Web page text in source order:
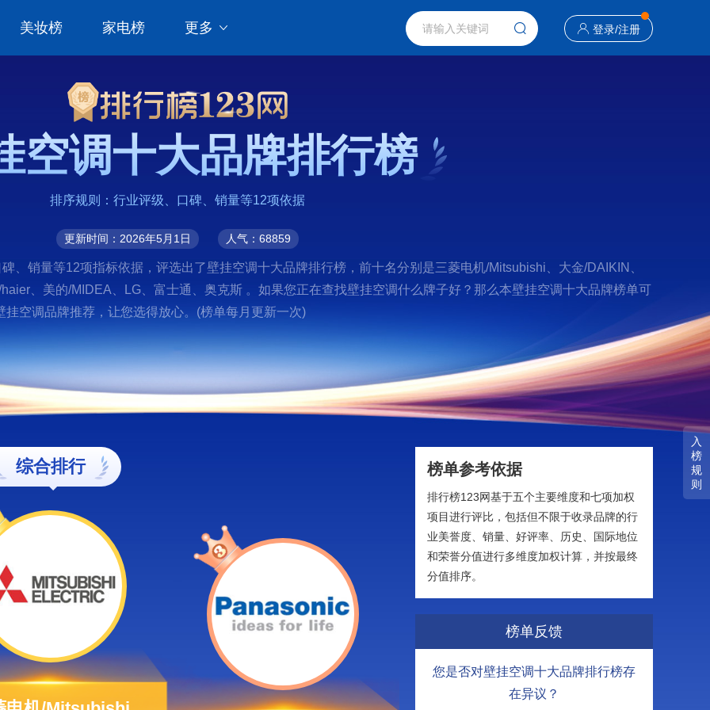
美妆榜 家电榜 更多 登录/注册
入
榜
规
则
空调十大品牌排行榜
排序规则：行业评级、口碑、销量等12项依据
更新时间：2026年5月1日 人气：68859
、销量等12项指标依据，评选出了壁挂空调十大品牌排行榜，前十名分别是三菱电机/Mitsubishi、大金/DAIKIN、
、美的/MIDEA、LG、富士通、奥克斯 。如果您正在查找壁挂空调什么牌子好？那么本壁挂空调十大品牌榜单可
空调品牌推荐，让您选得放心。(榜单每月更新一次)
综合排行 榜单参考依据
排行榜123网基于五个主要维度和七项加权
项目进行评比，包括但不限于收录品牌的行
业美誉度、销量、好评率、历史、国际地位
和荣誉分值进行多维度加权计算，并按最终
分值排序。
榜单反馈
您是否对壁挂空调十大品牌排行榜存
在异议？